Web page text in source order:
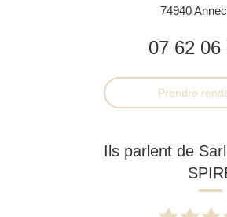
74940
07 62 06
Prendre
Ils parlent de